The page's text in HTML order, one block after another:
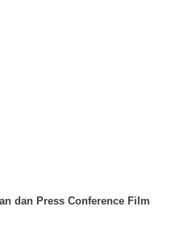
dan Press Conference Film